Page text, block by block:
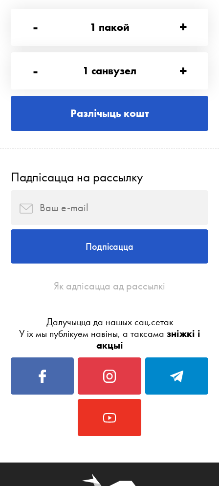
-
1 пакой +
- 1 санвузел +
Разлічыць кошт
Падпісацца на рассылку
Подпісацца
Як адпісацца ад рассылкі
Далучыцца да нашых сац.сетак
У іх мы публікуем навіны, а таксама зніжкі і
акцыі